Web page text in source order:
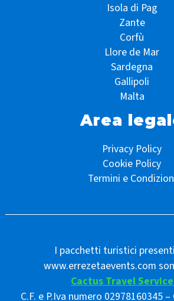
Isola di Pag
Zante
Corfù
Llore de Mar
Sardegna
Gallipoli
Malta
Area
Privacy Policy
Cookie Policy
Termini e
I pacchetti turistici
www.errezetaevents.com
Cactus Travel
C.F. e P.Iva numero 02978160345 –